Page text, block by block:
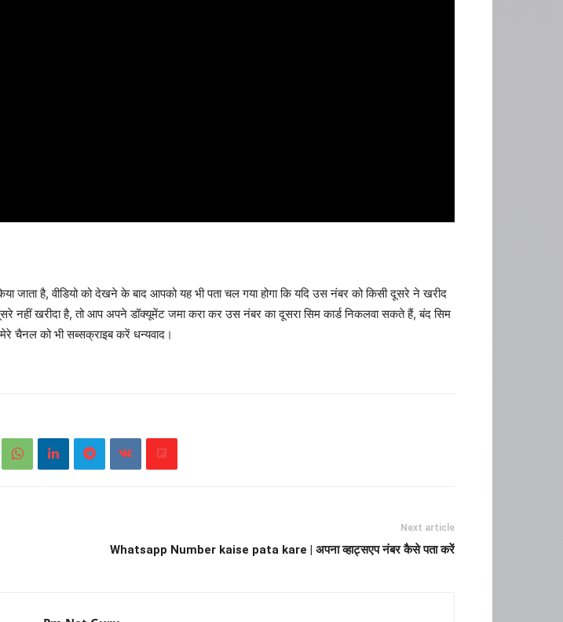
जाता है, वीडियो को देखने के बाद आपको यह भी पता चल गया होगा कि यदि उस नंबर को किसी दूसरे ने खरीद
नहीं खरीदा है, तो आप अपने डॉक्यूमेंट जमा करा कर उस नंबर का दूसरा सिम कार्ड निकलवा सकते हैं, बंद सिम
मेरे चैनल को भी सब्सक्राइब करें धन्यवाद।
Next article
Whatsapp Number kaise pata kare | अपना व्हाट्सएप नंबर कैसे पता करें